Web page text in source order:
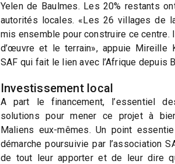
Yelen de Baulmes. Les 20% restants
autorités locales. «Les 26 villages de
mis ensemble pour construire ce centre.
d’œuvre et le terrain», appuie Mireille
SAF qui fait le lien avec l’Afrique depuis
Investissement local
A part le financement, l’essentiel
solutions pour mener ce projet à
Maliens eux-mêmes. Un point
démarche poursuivie par l’association
de tout leur apporter et de leur dire